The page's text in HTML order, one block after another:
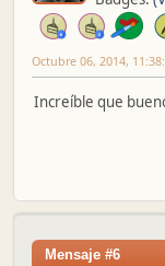
Octubre 06, 2014,
Increíble que
Mensaje #6